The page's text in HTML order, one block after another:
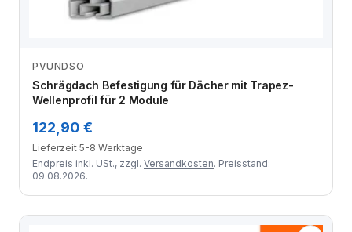
PVUNDSO
Schrägdach Befestigung für Dächer mit Trapez-
Wellenprofil für 2 Module
122,90 €
Lieferzeit 5-8 Werktage
Endpreis inkl. USt., zzgl. Versandkosten. Preisstand:
09.08.2026.